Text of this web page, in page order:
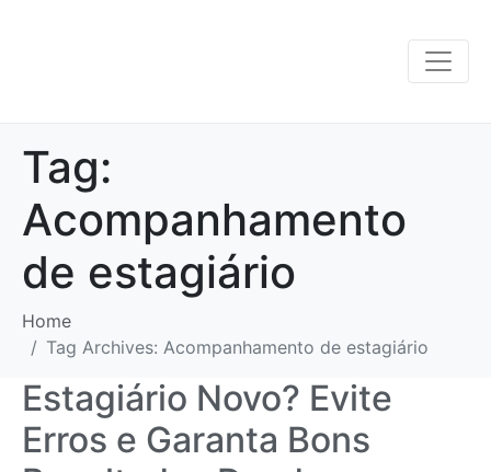
Tag:
Acompanhamento
de estagiário
Home
Tag Archives: Acompanhamento de estagiário
Estagiário Novo? Evite
Erros e Garanta Bons